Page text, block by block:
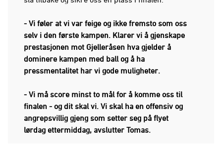
- Vi føler at vi var feige og ikke fremsto som oss
selv i den første kampen. Klarer vi å gjenskape
prestasjonen mot Gjelleråsen hva gjelder å
dominere kampen med ball og å ha
pressmentalitet har vi gode muligheter.
- Vi må score minst to mål for å komme oss til
finalen - og dit skal vi. Vi skal ha en offensiv og
angrepsvillig gjeng som setter seg på flyet
lørdag ettermiddag, avslutter Tomas.